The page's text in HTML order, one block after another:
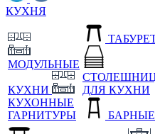
КУХНЯ
МОДУЛЬНЫЕ
КУХНИ
КУХОННЫЕ
ГАРНИТУРЫ
ДЛЯ КУХНИ
БАРНЫЕ